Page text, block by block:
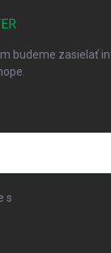
budeme zasielať
s